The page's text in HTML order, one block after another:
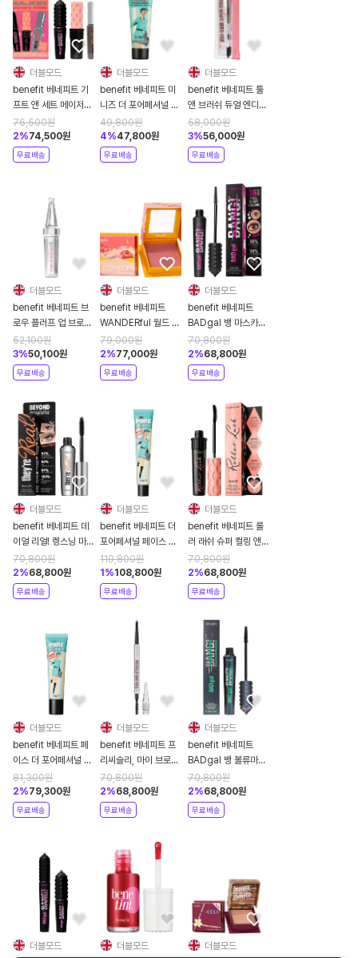
더블모드
benefit 베네피트 기
프트 앤 세트 메이저
마스카라 미니즈 세트
76,500원
2%74,500원
무료배송
더블모드
benefit 베네피트 미
니즈 더 포어페셔널 페
이스 프라이머 트래블
사이즈 미니 7.5ml
49,800원
4%47,800원
무료배송
더블모드
benefit 베네피트 툴
앤 브러쉬 듀얼 엔디드
앵글드 아이브로우 브
러쉬
58,000원
3%56,000원
무료배송
더블모드
benefit 베네피트 브
로우 플러프 업 브로우
왁스 미니 3ml
52,100원
3%50,100원
무료배송
더블모드
benefit 베네피트
WANDERful 월드 블
러쉬 폼폼 파매그래니
트 로즈 블러쉬 6g
79,000원
2%77,000원
무료배송
더블모드
benefit 베네피트
BADgal 뱅 마스카라
블랙 8.5g
70,800원
2%68,800원
무료배송
더블모드
benefit 베네피트 데
이얼 리얼! 렝스닝 마
스카라 제트 블랙
8.5g
70,800원
2%68,800원
무료배송
더블모드
benefit 베네피트 더
포어페셔널 페이스 프
라이머 밸류 사이즈
44ml
110,800원
1 %108,800원
무료배송
더블모드
benefit 베네피트 롤
러 래쉬 슈퍼 컬링 앤
리프트 마스카라 블랙
8.5g
70,800원
2%68,800원
무료배송
더블모드
benefit 베네피트 페
이스 더 포어페셔널 페
이스 프라이머 22ml
81,300원
2%79,300원
무료배송
더블모드
benefit 베네피트 프
리씨슬리, 마이 브로우
펜슬 0.08g 3.75
WARM MEDIUM
BROWN
70,800원
2%68,800원
무료배송
더블모드
benefit 베네피트
BADgal 뱅 볼류마이
징 워터프루프 마스카
라 피치 블랙
70,800원
2%68,800원
무료배송
더블모드
더블모드
더블모드